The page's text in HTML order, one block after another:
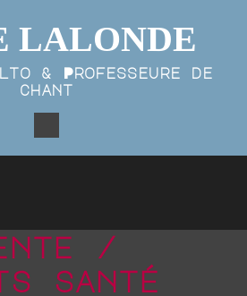
LALONDE
& Professeure de
chant
/
santé